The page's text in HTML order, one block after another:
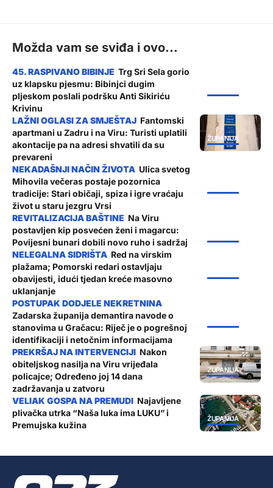
Možda vam se sviđa i ovo...
Trg Sri Sela gorio
uz klapsku pjesmu: Bibinjci dugim
pljeskom poslali podršku Anti Sikiriću
Krivinu
ŽUPANIJA
Fantomski
apartmani u Zadru i na Viru: Turisti uplatili
akontacije pa na adresi shvatili da su
prevareni
Ulica svetog
Mihovila večeras postaje pozornica
tradicije: Stari običaji, spiza i igre vraćaju
život u staru jezgru Vrsi
Na Viru
postavljen kip posvećen ženi i magarcu:
Povijesni bunari dobili novo ruho i sadržaj
Red na virskim
plažama; Pomorski redari ostavljaju
obavijesti, idući tjedan kreće masovno
uklanjanje
Zadarska županija demantira navode o
stanovima u Gračacu: Riječ je o pogrešnoj
identifikaciji i netočnim informacijama
ŽUPANIJA
Nakon
obiteljskog nasilja na Viru vrijeđala
policajce; Određeno joj 14 dana
zadržavanja u zatvoru
ŽUPANIJA
Najavljene
plivačka utrka “Naša luka ima LUKU” i
Premujska kužina